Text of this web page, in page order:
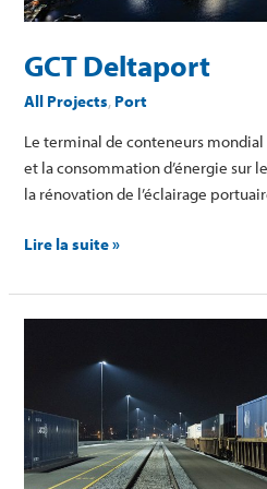
GCT Deltaport
All Projects, Port
Le terminal de conteneurs mondial
et la consommation d’énergie sur
la rénovation de l’éclairage
Lire la suite »
ferroviaire
intermodal
de
Pittsburgh
–